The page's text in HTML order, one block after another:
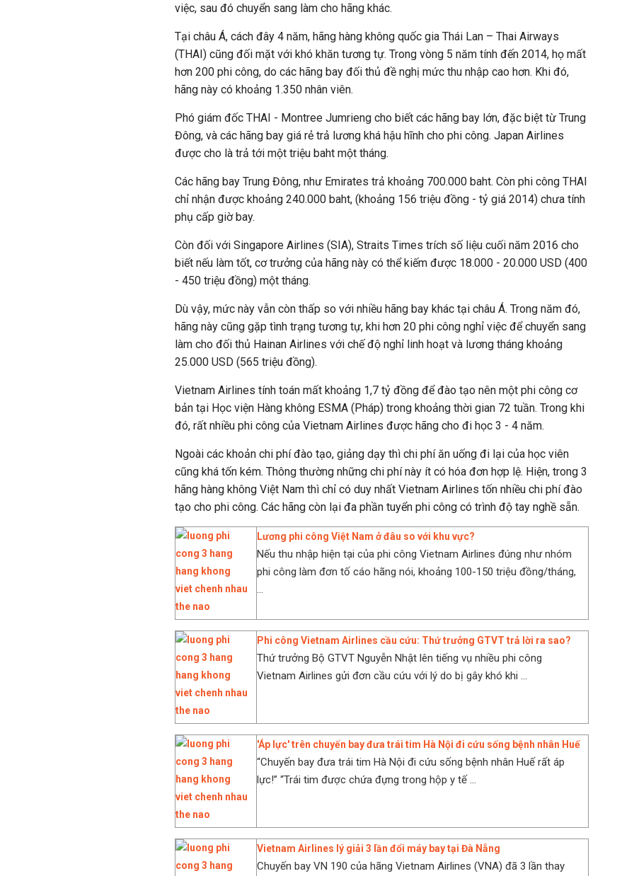
việc, sau đó chuyển sang làm cho hãng khác.
Tại châu Á, cách đây 4 năm, hãng hàng không quốc gia Thái Lan – Thai Airways
(THAI) cũng đối mặt với khó khăn tương tự. Trong vòng 5 năm tính đến 2014, họ mất
hơn 200 phi công, do các hãng bay đối thủ đề nghị mức thu nhập cao hơn. Khi đó,
hãng này có khoảng 1.350 nhân viên.
Phó giám đốc THAI - Montree Jumrieng cho biết các hãng bay lớn, đặc biệt từ Trung
Đông, và các hãng bay giá rẻ trả lương khá hậu hĩnh cho phi công. Japan Airlines
được cho là trả tới một triệu baht một tháng.
Các hãng bay Trung Đông, như Emirates trả khoảng 700.000 baht. Còn phi công THAI
chỉ nhận được khoảng 240.000 baht, (khoảng 156 triệu đồng - tỷ giá 2014) chưa tính
phụ cấp giờ bay.
Còn đối với Singapore Airlines (SIA), Straits Times trích số liệu cuối năm 2016 cho
biết nếu làm tốt, cơ trưởng của hãng này có thể kiếm được 18.000 - 20.000 USD (400
- 450 triệu đồng) một tháng.
Dù vậy, mức này vẫn còn thấp so với nhiều hãng bay khác tại châu Á. Trong năm đó,
hãng này cũng gặp tình trạng tương tự, khi hơn 20 phi công nghỉ việc để chuyển sang
làm cho đối thủ Hainan Airlines với chế độ nghỉ linh hoạt và lương tháng khoảng
25.000 USD (565 triệu đồng).
Vietnam Airlines tính toán mất khoảng 1,7 tỷ đồng để đào tạo nên một phi công cơ
bản tại Học viện Hàng không ESMA (Pháp) trong khoảng thời gian 72 tuần. Trong khi
đó, rất nhiều phi công của Vietnam Airlines được hãng cho đi học 3 - 4 năm.
Ngoài các khoản chi phí đào tạo, giảng dạy thì chi phí ăn uống đi lại của học viên
cũng khá tốn kém. Thông thường những chi phí này ít có hóa đơn hợp lệ. Hiện, trong 3
hãng hàng không Việt Nam thì chỉ có duy nhất Vietnam Airlines tốn nhiều chi phí đào
tạo cho phi công. Các hãng còn lại đa phần tuyển phi công có trình độ tay nghề sẵn.
Lương phi công Việt Nam ở đâu so với khu vực?
Nếu thu nhập hiện tại của phi công Vietnam Airlines đúng như nhóm
phi công làm đơn tố cáo hãng nói, khoảng 100-150 triệu đồng/tháng,
...
Phi công Vietnam Airlines cầu cứu: Thứ trưởng GTVT trả lời ra sao?
Thứ trưởng Bộ GTVT Nguyễn Nhật lên tiếng vụ nhiều phi công
Vietnam Airlines gửi đơn cầu cứu với lý do bị gây khó khi ...
'Áp lực' trên chuyến bay đưa trái tim Hà Nội đi cứu sống bệnh nhân Huế
“Chuyến bay đưa trái tim Hà Nội đi cứu sống bệnh nhân Huế rất áp
lực!” “Trái tim được chứa đựng trong hộp y tế ...
Vietnam Airlines lý giải 3 lần đổi máy bay tại Đà Nẵng
Chuyến bay VN 190 của hãng Vietnam Airlines (VNA) đã 3 lần thay